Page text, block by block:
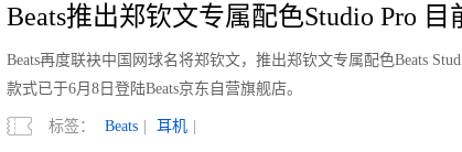
Beats推出郑钦文专属配色Studio Pro 目
Beats再度联袂中国网球名将郑钦文，推出郑钦文专属配色Beats
款式已于6月8日登陆Beats京东自营旗舰店。
标签： Beats 耳机